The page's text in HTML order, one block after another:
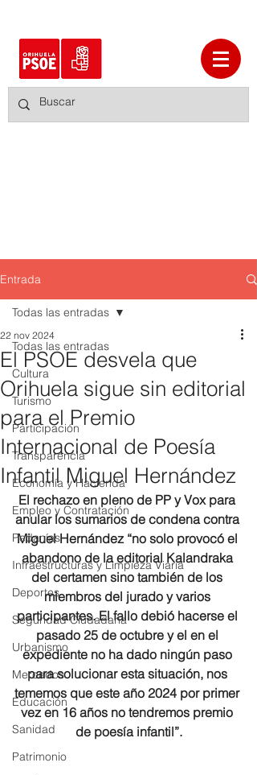
Entrada
Todas las entradas
Cultura
Turismo
Participación
Transparencia
Economía y Hacienda
Empleo y Contratación
Pedanías
Infraestructuras y Limpieza Viaria
Deportes
Seguridad Ciudadana
Urbanismo
Mercados
Educación
Sanidad
Patrimonio
Todas las entradas
El PSOE desvela que
Orihuela sigue sin editorial
para el Premio
Internacional de Poesía
Infantil Miguel Hernández
22 nov 2024
El rechazo en pleno de PP y Vox para
anular los sumarios de condena contra
Miguel Hernández “no solo provocó el
abandono de la editorial Kalandraka
del certamen sino también de los
miembros del jurado y varios
participantes. El fallo debió hacerse el
pasado 25 de octubre y el en el
expediente no ha dado ningún paso
para solucionar esta situación, nos
tememos que este año 2024 por primer
vez en 16 años no tendremos premio
de poesía infantil”.